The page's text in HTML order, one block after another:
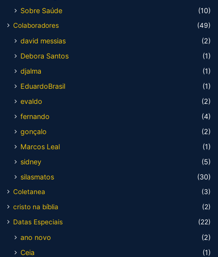
Sobre Saúde
(10)
Colaboradores (49)
david messias
(2)
Debora Santos
(1)
djalma
(1)
EduardoBrasil
(1)
evaldo
(2)
fernando
(4)
gonçalo
(2)
Marcos Leal
(1)
sidney
(5)
silasmatos
(30)
Coletanea
(3)
cristo na bíblia
(2)
Datas Especiais
(22)
ano novo
(2)
Ceia
(1)